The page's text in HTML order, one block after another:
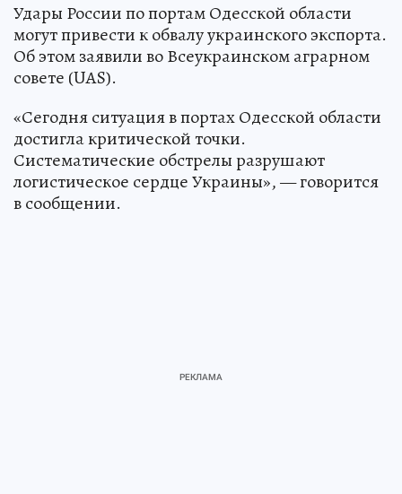
Удары России по портам Одесской области
могут привести к обвалу украинского экспорта.
Об этом заявили во Всеукраинском аграрном
совете (UAS).
«Сегодня ситуация в портах Одесской области
достигла критической точки.
Систематические обстрелы разрушают
логистическое сердце Украины», — говорится
в сообщении.